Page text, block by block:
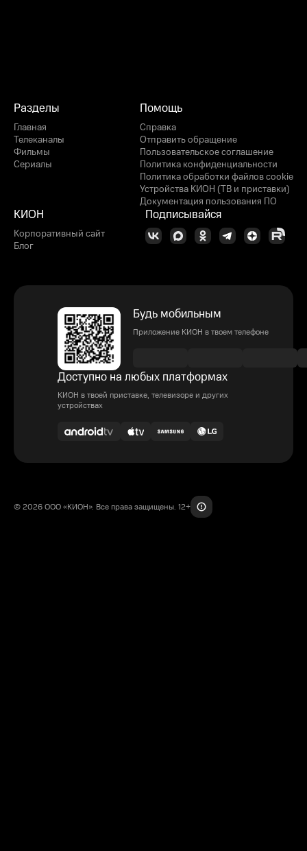
Разделы
Главная
Телеканалы
Фильмы
Сериалы
Помощь
Справка
Отправить обращение
Пользовательское соглашение
Политика конфиденциальности
Политика обработки файлов cookie
Устройства КИОН (ТВ и приставки)
Документация пользования ПО
КИОН
Корпоративный сайт
Блог
Подписывайся
Будь мобильным
Приложение КИОН в твоем телефоне
Доступно на любых платформах
КИОН в твоей приставке, телевизоре и других
устройствах
© 2026 ООО «КИОН». Все права защищены. 12+